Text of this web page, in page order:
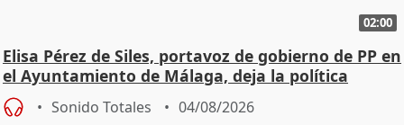
02:00
Elisa Pérez de Siles, portavoz de gobierno de PP en
el Ayuntamiento de Málaga, deja la política
Sonido Totales 04/08/2026